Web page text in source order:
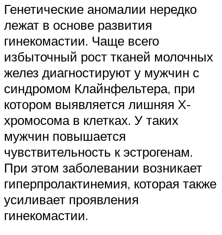
Генетические аномалии нередко
лежат в основе развития
гинекомастии. Чаще всего
избыточный рост тканей молочных
желез диагностируют у мужчин с
синдромом Клайнфельтера, при
котором выявляется лишняя X-
хромосома в клетках. У таких
мужчин повышается
чувствительность к эстрогенам.
При этом заболевании возникает
гиперпролактинемия, которая также
усиливает проявления
гинекомастии.